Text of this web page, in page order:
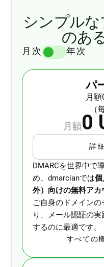
シンプル
のあ
月次 年次
パ
月額
（
月額 0
詳
DMARCを世界中で
め、dmarcianでは
外）向けの無料アカ
ご自身のドメイン
り、メール認証の
するのに最適です。
すべての